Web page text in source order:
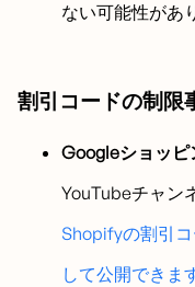
ない可能性があ
割引コードの制限
Googleショッピ
YouTubeチャン
Shopifyの割引
して公開できま